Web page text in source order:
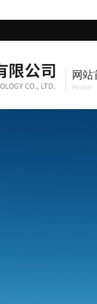
网站
Home